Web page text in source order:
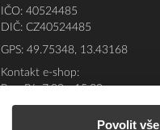
Povolit vše
IČO: 40524485
DIČ: CZ40524485
GPS: 49.75348, 13.43168
Kontakt e-shop:
Po - Pá: 7:00 - 15:30